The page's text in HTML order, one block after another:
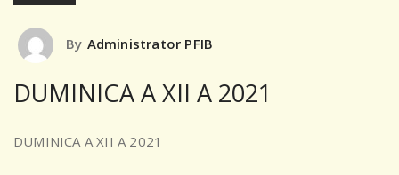
By Administrator PFIB
DUMINICA A XII A 2021
DUMINICA A XII A 2021